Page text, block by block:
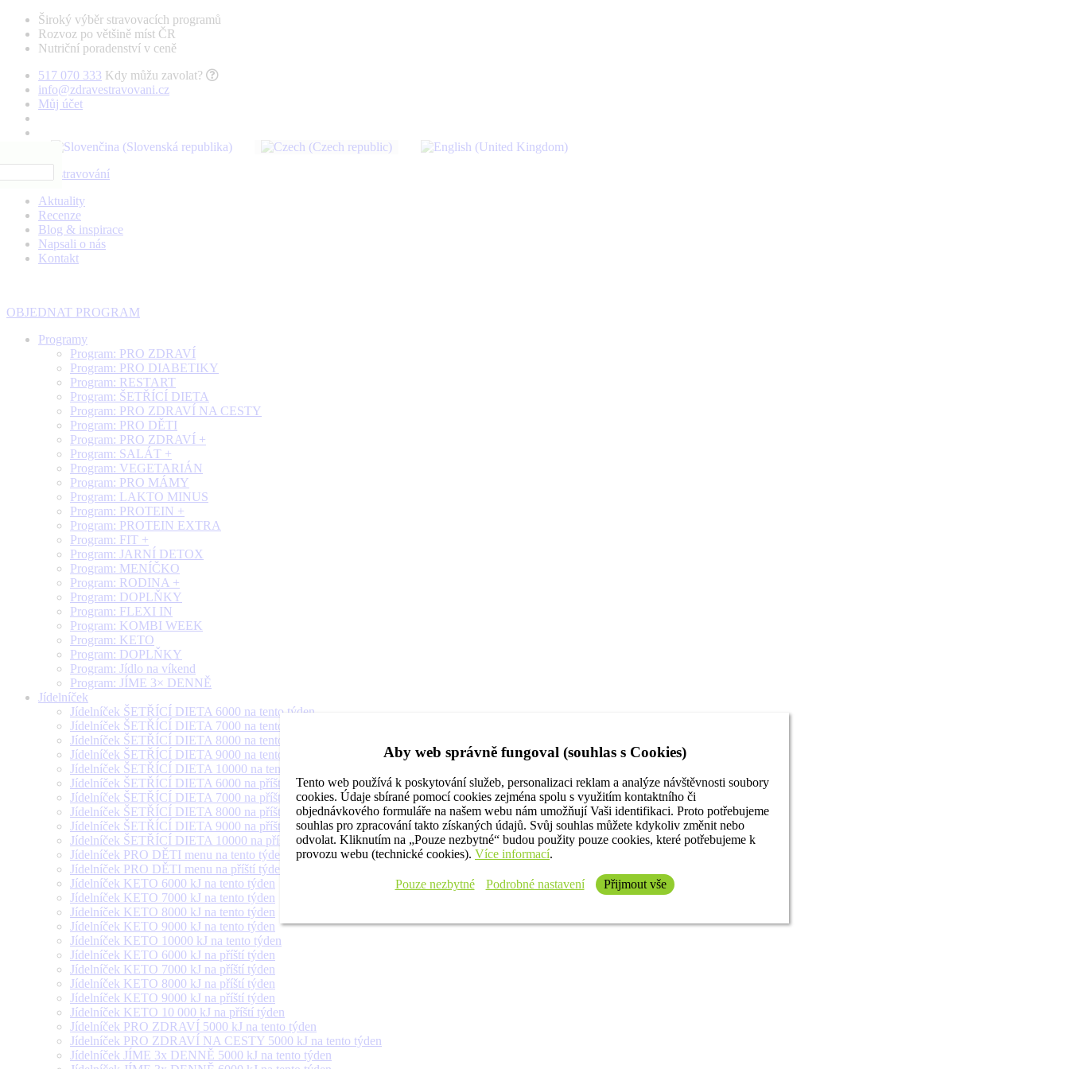
Aby web správně fungoval (souhlas s Cookies)
Tento web používá k poskytování služeb, personalizaci reklam a analýze návštěvnosti soubory
cookies. Údaje sbírané pomocí cookies zejména spolu s využitím kontaktního či
objednávkového formuláře na našem webu nám umožňují Vaši identifikaci. Proto potřebujeme
souhlas pro zpracování takto získaných údajů. Svůj souhlas můžete kdykoliv změnit nebo
odvolat. Kliknutím na „Pouze nezbytné“ budou použity pouze cookies, které potřebujeme k
provozu webu (technické cookies). Více informací.
Pouze nezbytné Podrobné nastavení Přijmout vše
Široký výběr stravovacích programů
Rozvoz po většině míst ČR
Nutriční poradenství v ceně
517 070 333 Kdy můžu zavolat?
info@zdravestravovani.cz
Můj účet
Aktuality
Recenze
Blog & inspirace
Napsali o nás
Kontakt
OBJEDNAT PROGRAM
Programy
Program: PRO ZDRAVÍ
Program: PRO DIABETIKY
Program: RESTART
Program: ŠETŘÍCÍ DIETA
Program: PRO ZDRAVÍ NA CESTY
Program: PRO DĚTI
Program: PRO ZDRAVÍ +
Program: SALÁT +
Program: VEGETARIÁN
Program: PRO MÁMY
Program: LAKTO MINUS
Program: PROTEIN +
Program: PROTEIN EXTRA
Program: FIT +
Program: JARNÍ DETOX
Program: MENÍČKO
Program: RODINA +
Program: DOPLŇKY
Program: FLEXI IN
Program: KOMBI WEEK
Program: KETO
Program: DOPLŇKY
Program: Jídlo na víkend
Program: JÍME 3× DENNĚ
Jídelníček
Jídelníček ŠETŘÍCÍ DIETA 6000 na tento týden
Jídelníček ŠETŘÍCÍ DIETA 7000 na tento týden
Jídelníček ŠETŘÍCÍ DIETA 8000 na tento týden
Jídelníček ŠETŘÍCÍ DIETA 9000 na tento týden
Jídelníček ŠETŘÍCÍ DIETA 10000 na tento týden
Jídelníček ŠETŘÍCÍ DIETA 6000 na příští týden
Jídelníček ŠETŘÍCÍ DIETA 7000 na příští týden
Jídelníček ŠETŘÍCÍ DIETA 8000 na příští týden
Jídelníček ŠETŘÍCÍ DIETA 9000 na příští týden
Jídelníček ŠETŘÍCÍ DIETA 10000 na příští týden
Jídelníček PRO DĚTI menu na tento týden
Jídelníček PRO DĚTI menu na příští týden
Jídelníček KETO 6000 kJ na tento týden
Jídelníček KETO 7000 kJ na tento týden
Jídelníček KETO 8000 kJ na tento týden
Jídelníček KETO 9000 kJ na tento týden
Jídelníček KETO 10000 kJ na tento týden
Jídelníček KETO 6000 kJ na příští týden
Jídelníček KETO 7000 kJ na příští týden
Jídelníček KETO 8000 kJ na příští týden
Jídelníček KETO 9000 kJ na příští týden
Jídelníček KETO 10 000 kJ na příští týden
Jídelníček PRO ZDRAVÍ 5000 kJ na tento týden
Jídelníček PRO ZDRAVÍ NA CESTY 5000 kJ na tento týden
Jídelníček JÍME 3x DENNĚ 5000 kJ na tento týden